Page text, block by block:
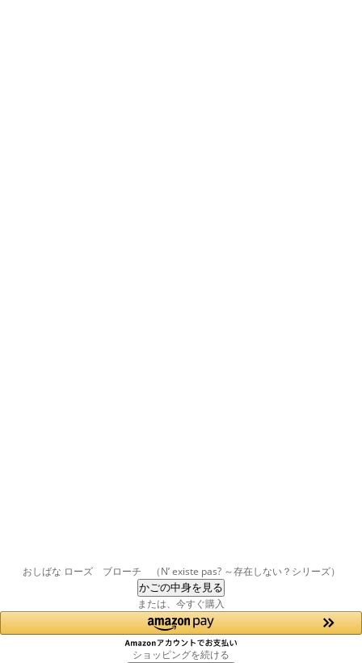
おしばな ローズ ブローチ （N’ existe pas? ～存在しない？シリーズ）
かごの中身を見る
または、今すぐ購入
ショッピングを続ける